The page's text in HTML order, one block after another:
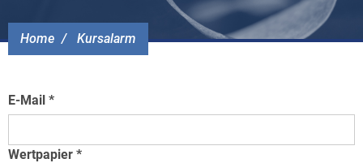
Home Kursalarm
E-Mail
Wertpapier